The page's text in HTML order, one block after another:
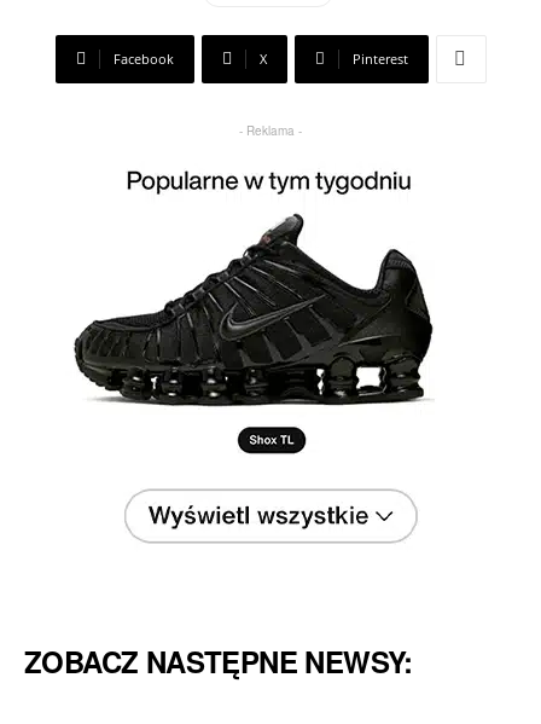
Facebook X Pinterest
- Reklama -
ZOBACZ NASTĘPNE NEWSY: